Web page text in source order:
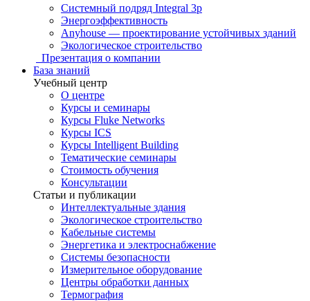
Системный подряд Integral 3p
Энергоэффективность
Anyhouse — проектирование устойчивых зданий
Экологическое строительство
Презентация о компании
База знаний
Учебный центр
О центре
Курсы и семинары
Курсы Fluke Networks
Курсы ICS
Курсы Intelligent Building
Тематические семинары
Стоимость обучения
Консультации
Статьи и публикации
Интеллектуальные здания
Экологическое строительство
Кабельные системы
Энергетика и электроснабжение
Системы безопасности
Измерительное оборудование
Центры обработки данных
Термография